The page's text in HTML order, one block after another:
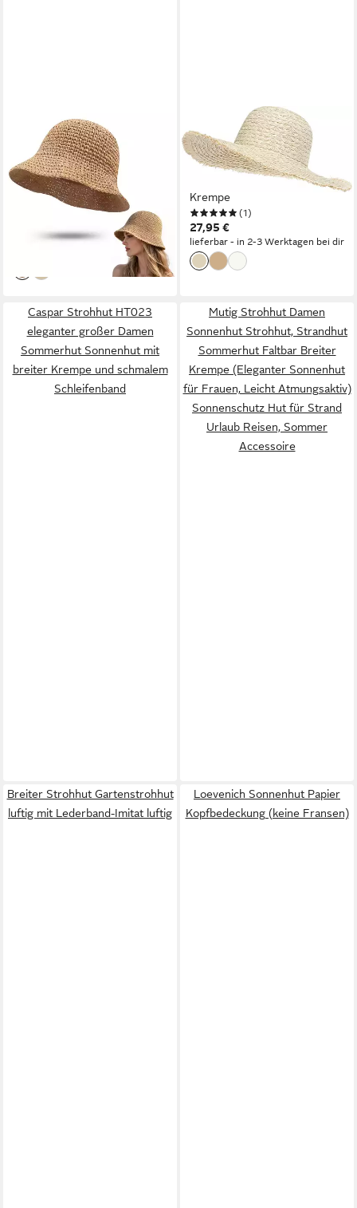
MOPUEA
Strohhut Damen Strohhut
Sonnenhut Faltbar Breite
Krempe Sommer
Verstellbarer (Damen
Sonnenhut Aus Papierstroh
Mit Breiter Krempe, Faltbarer
Strohhut Mit Verstellbarer
Passform) Atmungsaktiv
Und Leicht Tragbar
33,32 €
lieferbar - in 6-8 Werktagen bei dir
Strohhut HT022 großer
Damen Sommerhut
Sonnenhut mit breiter
Krempe
(1)
27,95 €
lieferbar - in 2-3 Werktagen bei dir
Caspar Strohhut HT023
eleganter großer Damen
Sommerhut Sonnenhut mit
breiter Krempe und schmalem
Schleifenband
Mutig Strohhut Damen
Sonnenhut Strohhut, Strandhut
Sommerhut Faltbar Breiter
Krempe (Eleganter Sonnenhut
für Frauen, Leicht Atmungsaktiv)
Sonnenschutz Hut für Strand
Urlaub Reisen, Sommer
Accessoire
Breiter Strohhut Gartenstrohhut
luftig mit Lederband-Imitat luftig
Loevenich Sonnenhut Papier
Kopfbedeckung (keine Fransen)